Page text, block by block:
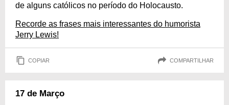
de alguns católicos no período do Holocausto.
Recorde as frases mais interessantes do humorista
Jerry Lewis!
COPIAR COMPARTILHAR
17 de Março